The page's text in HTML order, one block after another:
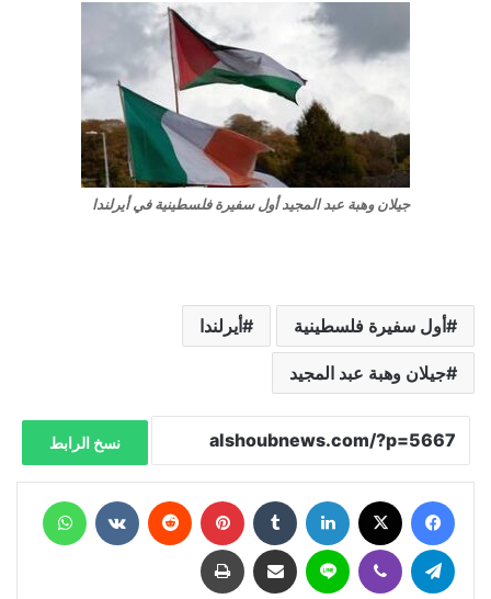
جيلان وهبة عبد المجيد أول سفيرة فلسطينية في أيرلندا
أول سفيرة فلسطينية أيرلندا
جيلان وهبة عبد المجيد
نسخ الرابط